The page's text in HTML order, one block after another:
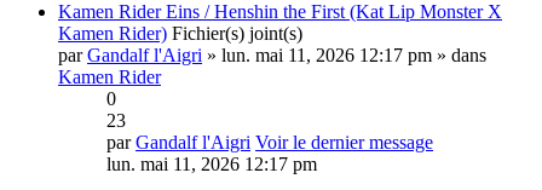
Kamen Rider Eins / Henshin the First (Kat Lip Monster X
Kamen Rider) Fichier(s) joint(s)
parGandalf l'Aigri » lun. mai 11, 2026 12:17 pm » dans
Kamen Rider
0
23
parGandalf l'Aigri Voir le dernier message
lun. mai 11, 2026 12:17 pm